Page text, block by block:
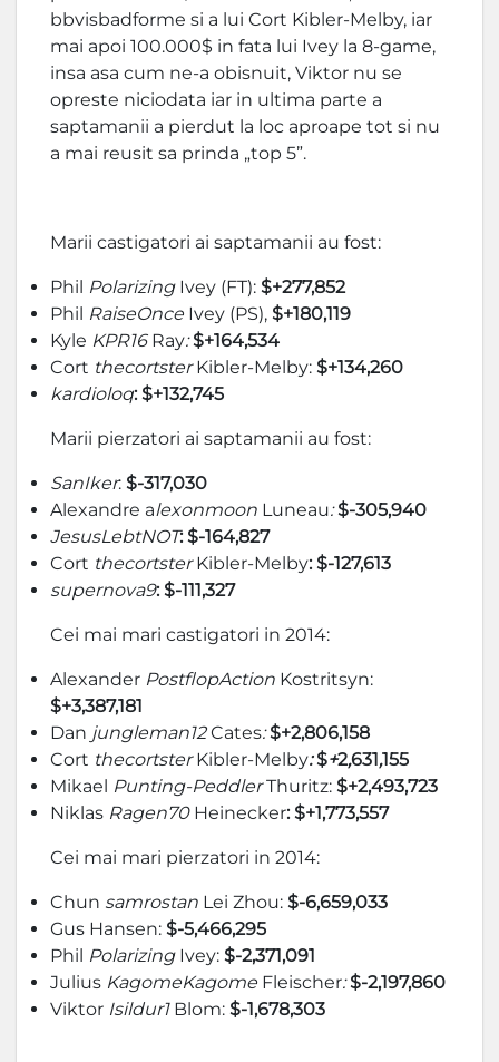
bbvisbadforme si a lui Cort Kibler-Melby, iar
mai apoi 100.000$ in fata lui Ivey la 8-game,
insa asa cum ne-a obisnuit, Viktor nu se
opreste niciodata iar in ultima parte a
saptamanii a pierdut la loc aproape tot si nu
a mai reusit sa prinda „top 5”.
Marii castigatori ai saptamanii au fost:
Phil Polarizing Ivey (FT): $+277,852
Phil RaiseOnce Ivey (PS), $+180,119
Kyle KPR16 Ray: $+164,534
Cort thecortsterKibler-Melby: $+134,260
kardioloq: $+132,745
Marii pierzatori ai saptamanii au fost:
SanIker: $-317,030
Alexandre alexonmoon Luneau:$-305,940
JesusLebtNOT: $-164,827
Cort thecortsterKibler-Melby: $-127,613
supernova9: $-111,327
Cei mai mari castigatori in 2014:
Alexander PostflopAction Kostritsyn:
$+3,387,181
Dan jungleman12Cates:$+2,806,158
Cort thecortsterKibler-Melby:$+2,631,155
Mikael Punting-Peddler Thuritz: $+2,493,723
Niklas Ragen70Heinecker: $+1,773,557
Cei mai mari pierzatori in 2014:
Chun samrostan Lei Zhou: $-6,659,033
Gus Hansen: $-5,466,295
Phil Polarizing Ivey: $-2,371,091
Julius KagomeKagome Fleischer:$-2,197,860
Viktor Isildur1 Blom: $-1,678,303